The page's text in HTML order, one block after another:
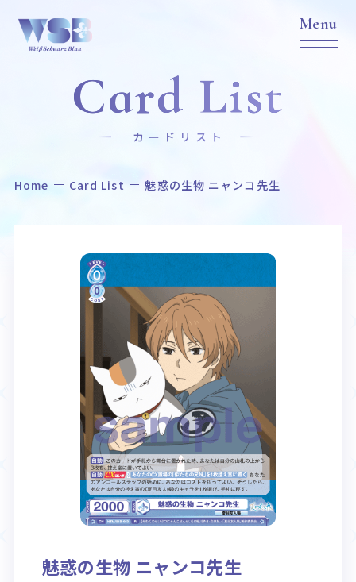
Home News
作品タイトル 商品情報
Event Card List
カードリスト
Rule / Q&A
ルール/Q&A
Deck Recipe
デッキレシピ
Card List
カードリスト
Home Card List 魅惑の生物 ニャンコ先生
魅惑の生物 ニャンコ先生